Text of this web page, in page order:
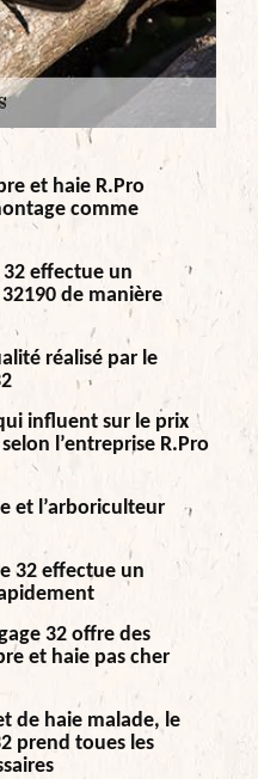
et haie R.Pro
comme
32 effectue un
de manière
réalisé par le
influent sur le prix
l’entreprise R.Pro
et l’arboriculteur
32 effectue un
32 offre des
et haie pas cher
de haie malade, le
prend toues les